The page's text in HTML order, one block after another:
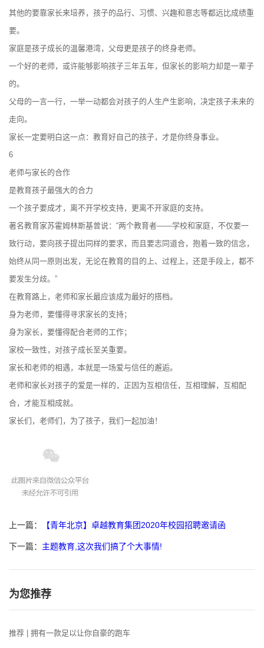
其他的要靠家长来培养，孩子的品行、习惯、兴趣和意志等都远比成绩重
要。
家庭是孩子成长的温馨港湾，父母更是孩子的终身老师。
一个好的老师，或许能够影响孩子三年五年，但家长的影响力却是一辈子
的。
父母的一言一行，一举一动都会对孩子的人生产生影响，决定孩子未来的
走向。
家长一定要明白这一点：教育好自己的孩子，才是你终身事业。
6
老师与家长的合作
是教育孩子最强大的合力
一个孩子要成才，离不开学校支持，更离不开家庭的支持。
著名教育家苏霍姆林斯基曾说：“两个教育者——学校和家庭，不仅要一
致行动，要向孩子提出同样的要求，而且要志同道合，抱着一致的信念，
始终从同一原则出发，无论在教育的目的上、过程上，还是手段上，都不
要发生分歧。”
在教育路上，老师和家长最应该成为最好的搭档。
身为老师，要懂得寻求家长的支持；
身为家长，要懂得配合老师的工作；
家校一致性，对孩子成长至关重要。
家长和老师的相遇，本就是一场爱与信任的邂逅。
老师和家长对孩子的爱是一样的，正因为互相信任，互相理解，互相配
合，才能互相成就。
家长们，老师们，为了孩子，我们一起加油！
上一篇： 【青年北京】卓越教育集团2020年校园招聘邀请函
下一篇： 主题教育,这次我们搞了个大事情!
为您推荐
推荐 | 拥有一款足以让你自豪的跑车